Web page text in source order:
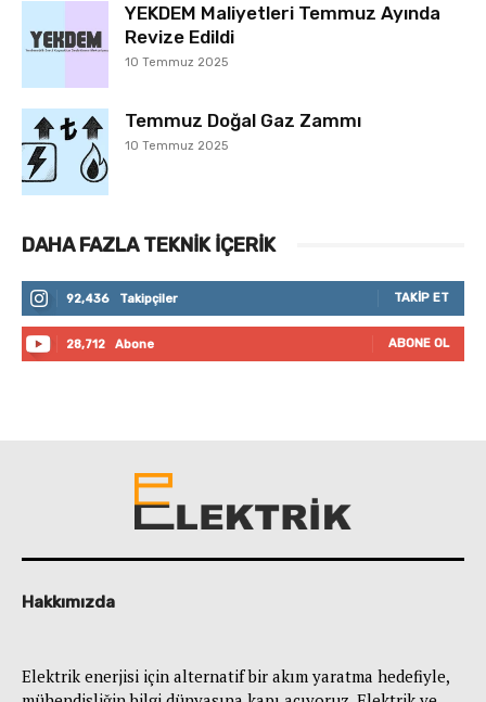
YEKDEM Maliyetleri Temmuz Ayında
Revize Edildi
10 Temmuz 2025
Temmuz Doğal Gaz Zammı
10 Temmuz 2025
DAHA FAZLA TEKNIK İÇERIK
92,436 Takipçiler TAKIP ET
28,712 Abone ABONE OL
Hakkımızda
Elektrik enerjisi için alternatif bir akım yaratma hedefiyle,